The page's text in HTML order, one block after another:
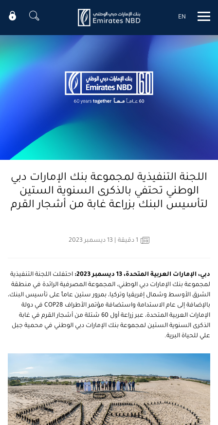
Mobile menu
EN
اللجنة التنفيذية لمجموعة بنك الإمارات دبي
الوطني تحتفي بالذكرى السنوية الستين
لتأسيس البنك بزراعة غابة من أشجار القرم
1 دقيقة
دبي، الإمارات العربية المتحدة، 13 ديسمبر 2023:
احتفلت اللجنة التنفيذية
لمجموعة بنك الإمارات دبي الوطني، المجموعة المصرفية الرائدة في منطقة
الشرق الأوسط وشمال إفريقيا وتركيا، بمرور ستين عاماً على تأسيس البنك،
بالإضافة إلى عام الاستدامة واستضافة مؤتمر الأطراف COP28 في دولة
الإمارات العربية المتحدة، عبر زراعة أول 60 شتلة من أشجار القرم في غابة
الذكرى السنوية الستين لمجموعة بنك الإمارات دبي الوطني في محمية جبل
علي للحياة البرية.